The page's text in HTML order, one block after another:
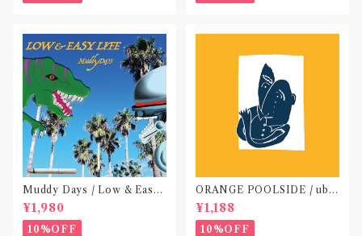
Muddy Days / Low & Easy
Life〝東京〟
¥1,980
10%OFF
ORANGE POOLSIDE / ubu
(CD作品)〝神奈川・厚木〟
¥1,188
10%OFF